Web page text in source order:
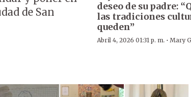
de San
deseo de su padre:
las tradiciones
queden”
Abril 4, 2026 01:31 p. m. · Mary